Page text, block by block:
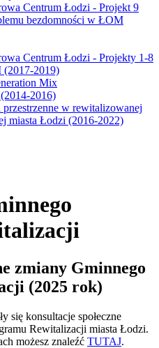
Centrum Łodzi - Projekt 9
bezdomności w ŁOM
Centrum Łodzi - Projekty 1-8
(2017-2019)
Mix
2016)
przestrzenne w rewitalizowanej
miasta Łodzi (2016-2022)
zmiany Gminnego
(2025 rok)
się konsultacje społeczne
Rewitalizacji miasta Łodzi.
możesz znaleźć TUTAJ.